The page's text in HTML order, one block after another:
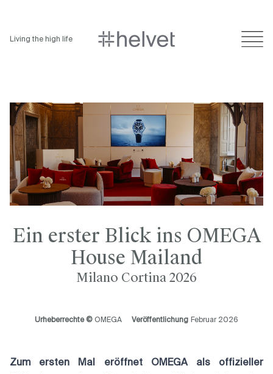
Living the high life
Ein erster Blick ins OMEGA
House Mailand
Milano Cortina 2026
Urheberrechte © OMEGA Veröffentlichung Februar 2026
Zum ersten Mal eröffnet OMEGA als offizieller